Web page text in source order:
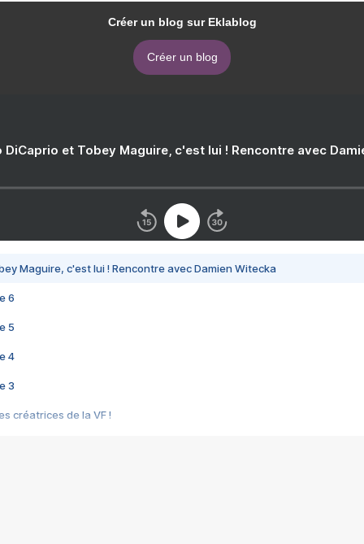
Créer un blog sur Eklablog
Créer un blog
DiCaprio et Tobey Maguire, c'est lui ! Rencontre avec
Maguire, c'est lui ! Rencontre avec Damien Witecka
6
5
4
3
créatrices de la VF !